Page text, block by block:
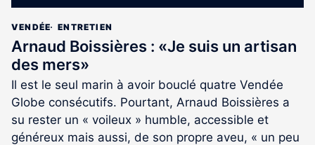
VENDÉE ENTRETIEN
Arnaud Boissières : «Je suis un artisan
des mers»
Il est le seul marin à avoir bouclé quatre Vendée
Globe consécutifs. Pourtant, Arnaud Boissières a
su rester un « voileux » humble, accessible et
généreux mais aussi, de son propre aveu, « un peu